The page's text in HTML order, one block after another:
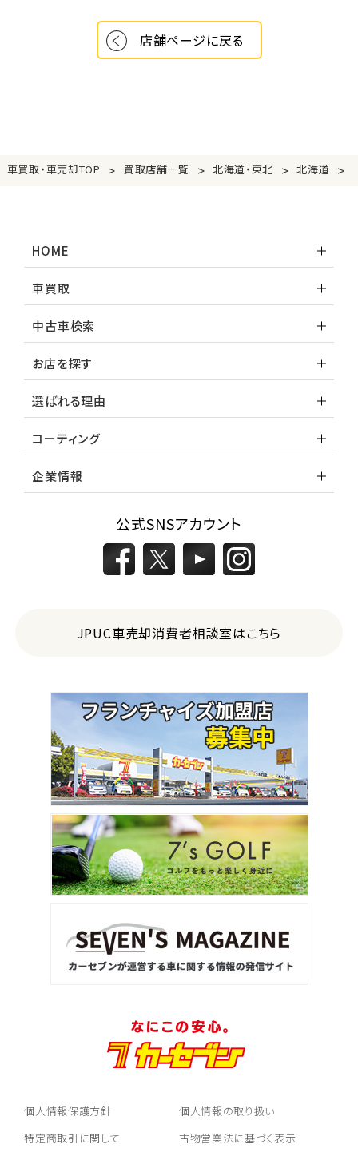
店舗ページに戻る
車買取・車売却TOP > 買取店舗一覧 > 北海道・東北 > 北海道 >
HOME
車買取
中古車検索
お店を探す
選ばれる理由
コーティング
企業情報
公式SNSアカウント
JPUC車売却消費者相談室はこちら
個人情報保護方針
個人情報の取り扱い
特定商取引に関して
古物営業法に基づく表示